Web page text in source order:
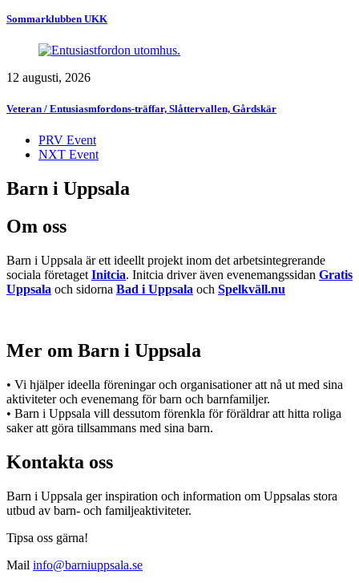
Sommarklubben UKK
12 augusti, 2026
Veteran / Entusiasmfordons-träffar, Slåttervallen, Gårdskär
PRV Event
NXT Event
Barn i Uppsala
Om oss
Barn i Uppsala är ett ideellt projekt inom det arbetsintegrerande
sociala företaget Initcia. Initcia driver även evenemangssidan Gratis
Uppsala och sidorna Bad i Uppsala och Spelkväll.nu
Mer om Barn i Uppsala
• Vi hjälper ideella föreningar och organisationer att nå ut med sina
aktiviteter och evenemang för barn och barnfamiljer.
• Barn i Uppsala vill dessutom förenkla för föräldrar att hitta roliga
saker att göra tillsammans med sina barn.
Kontakta oss
Barn i Uppsala ger inspiration och information om Uppsalas stora
utbud av barn- och familjeaktiviteter.
Tipsa oss gärna!
Mail info@barniuppsala.se